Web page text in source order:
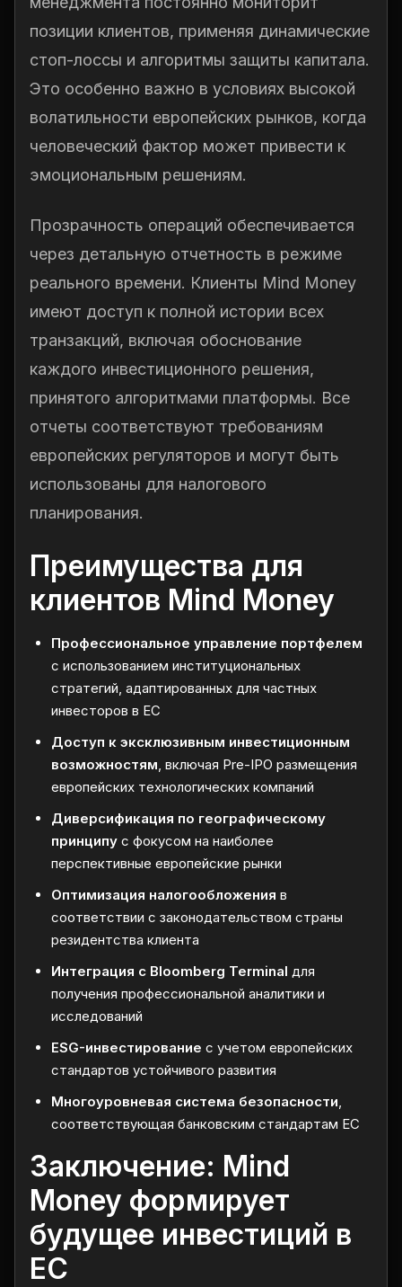
позиции клиентов, применяя динамические
стоп-лоссы и алгоритмы защиты капитала.
Это особенно важно в условиях высокой
волатильности европейских рынков, когда
человеческий фактор может привести к
эмоциональным решениям.
Прозрачность операций обеспечивается
через детальную отчетность в режиме
реального времени. Клиенты Mind Money
имеют доступ к полной истории всех
транзакций, включая обоснование
каждого инвестиционного решения,
принятого алгоритмами платформы. Все
отчеты соответствуют требованиям
европейских регуляторов и могут быть
использованы для налогового
планирования.
Преимущества для
клиентов Mind Money
Профессиональное управление портфелем
с использованием институциональных
стратегий, адаптированных для частных
инвесторов в ЕС
Доступ к эксклюзивным инвестиционным
возможностям, включая Pre-IPO размещения
европейских технологических компаний
Диверсификация по географическому
принципу с фокусом на наиболее
перспективные европейские рынки
Оптимизация налогообложения в
соответствии с законодательством страны
резидентства клиента
Интеграция с Bloomberg Terminal для
получения профессиональной аналитики и
исследований
ESG-инвестирование с учетом европейских
стандартов устойчивого развития
Многоуровневая система безопасности,
соответствующая банковским стандартам ЕС
Заключение: Mind
Money формирует
будущее инвестиций в
ЕС